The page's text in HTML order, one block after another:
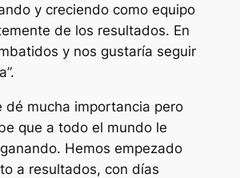
y creciendo como equipo
de los resultados. En
y nos gustaría seguir
dé mucha importancia pero
que a todo el mundo le
Hemos empezado
a resultados, con días